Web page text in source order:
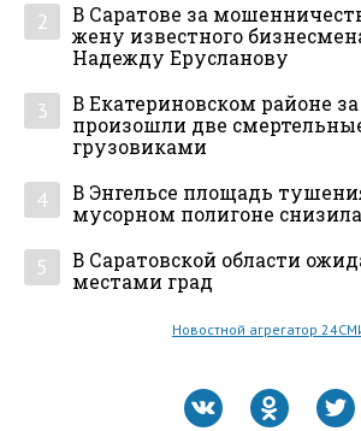
2
В Саратове за
жену известного
Надежду Ерусланову
3
В Екатериновском районе
произошли две
грузовиками
4
В Энгельсе площадь
мусорном полигоне
5
В Саратовской области
местами град
Новостной агрегатор